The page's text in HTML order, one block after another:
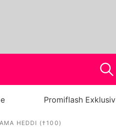
Promiflash Exklusiv
HEDDI (†100)